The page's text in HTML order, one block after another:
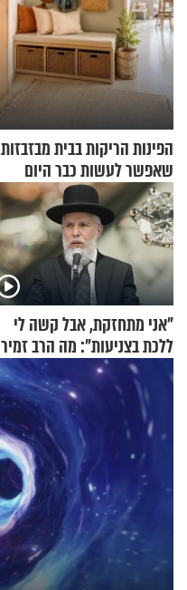
שאפשר לעשות כבר היום
"אני מתחזקת, אבל קשה לי
ללכת בצניעות": מה הרב זמיר
כהן המליץ לה לעשות?